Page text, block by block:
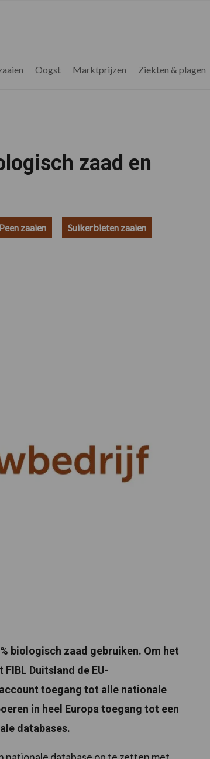
Oogst Marktprijzen Ziekten & plagen
zaad en
Peen zaaien Suikerbieten zaaien
biologisch zaad gebruiken. Om het
Duitsland de EU-
toegang tot alle nationale
in heel Europa toegang tot een
databases.